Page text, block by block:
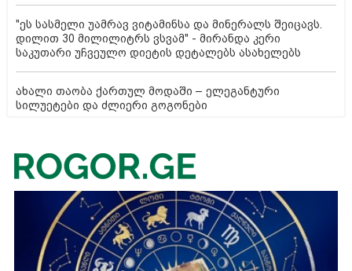
"ეს სასმელი უამრავ ვიტამინსა და მინერალს შეიცავს.
დილით 30 მილილიტრს ვსვამ" - მირანდა კერი
საკუთარი უჩვეულო დიეტის დეტალებს ასახელებს
ახალი თაობა ქართულ მოდაში – ელეგანტური
სილუეტები და ძლიერი გოგონები